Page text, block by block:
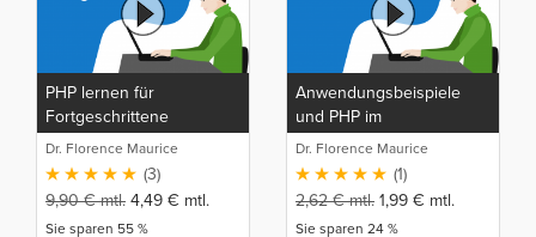
PHP lernen für
Fortgeschrittene
Dr. Florence Maurice
(3)
9,90€mtl. 4,49 € mtl.
Sie sparen 55 %
Anwendungsbeispiele
und PHP im
Zusammenspiel mit
verschiedenen
Dr. Florence Maurice
(1)
2,62€mtl. 1,99 € mtl.
Sie sparen 24 %